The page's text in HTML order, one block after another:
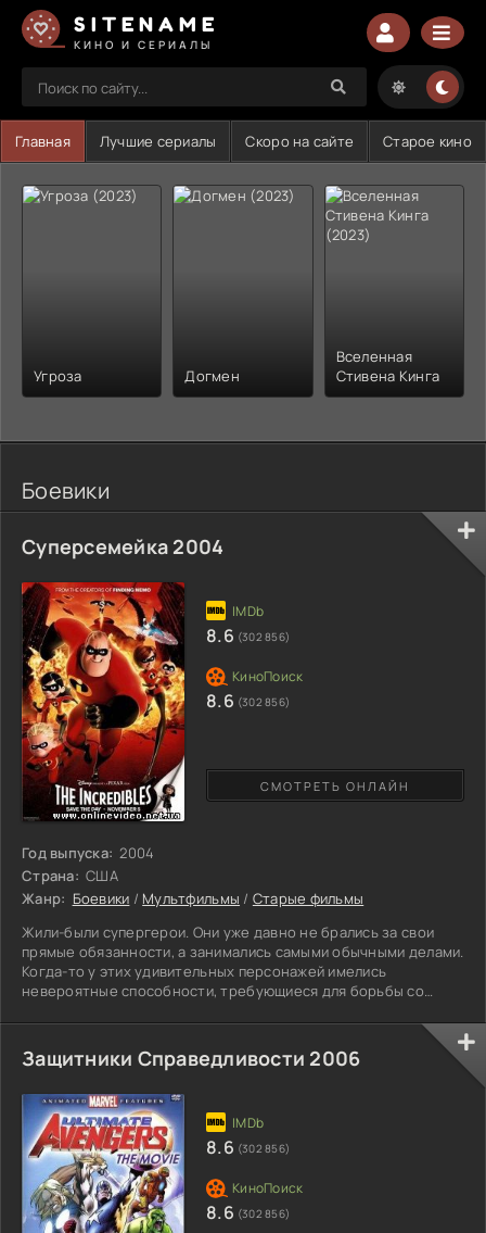
SITENAME
КИНО И СЕРИАЛЫ
Главная Лучшие сериалы Скоро на сайте Старое кино
Угроза Догмен
Вселенная
Стивена Кинга
Боевики
Суперсемейка 2004
Год выпуска: 2004
Страна: США
Жанр: Боевики / Мультфильмы / Старые фильмы
Жили-были супергерои. Они уже давно не брались за свои
прямые обязанности, а занимались самыми обычными делами.
Когда-то у этих удивительных персонажей имелись
невероятные способности, требующиеся для борьбы со
прозвище «Мистер Исключительный» и спасал множество
людей. Однако не все спасённые отвечали Бобу Парру
благодарностью. Однажды три таких личности решили
занятие. Через некоторое
СМОТРЕТЬ ОНЛАЙН
8.6 (302 856)
8.6 (302 856)
Защитники Справедливости 2006
8.6 (302 856)
8.6 (302 856)